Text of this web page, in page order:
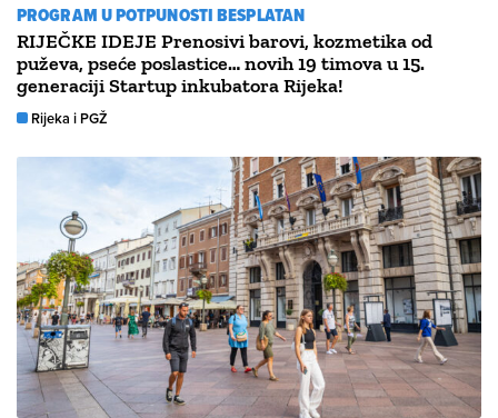
PROGRAM U POTPUNOSTI BESPLATAN
RIJEČKE IDEJE Prenosivi barovi, kozmetika od
puževa, pseće poslastice… novih 19 timova u 15.
generaciji Startup inkubatora Rijeka!
Rijeka i PGŽ